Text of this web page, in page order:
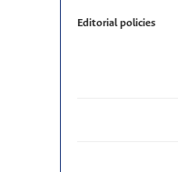
Editorial policies